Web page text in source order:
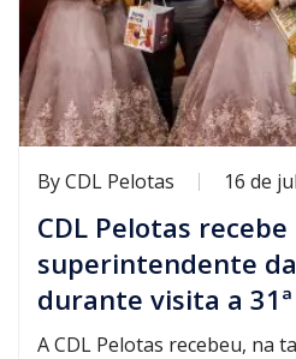
ByCDL Pelotas 16 de
CDL Pelotas recebe
superintendente da
durante visita a
A CDL Pelotas recebeu, na